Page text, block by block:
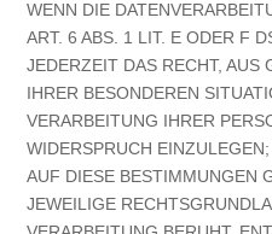
WENN DIE
ART. 6 ABS. 1 LIT. E ODER F
JEDERZEIT DAS RECHT, AUS
IHRER BESONDEREN
VERARBEITUNG IHRER
WIDERSPRUCH
AUF DIESE BESTIMMUNGEN
JEWEILIGE